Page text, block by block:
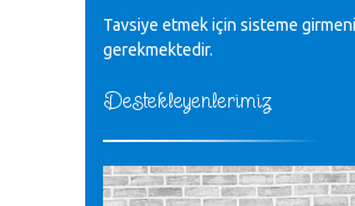
♪
sayın müfit bey bilgilerinizi
edi 6440 sayılı cso kurulrş
Tavsiye etmek için sisteme
gerekmektedir.
Destekleyenlerimiz